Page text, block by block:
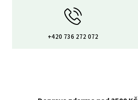
+420 736 272 072